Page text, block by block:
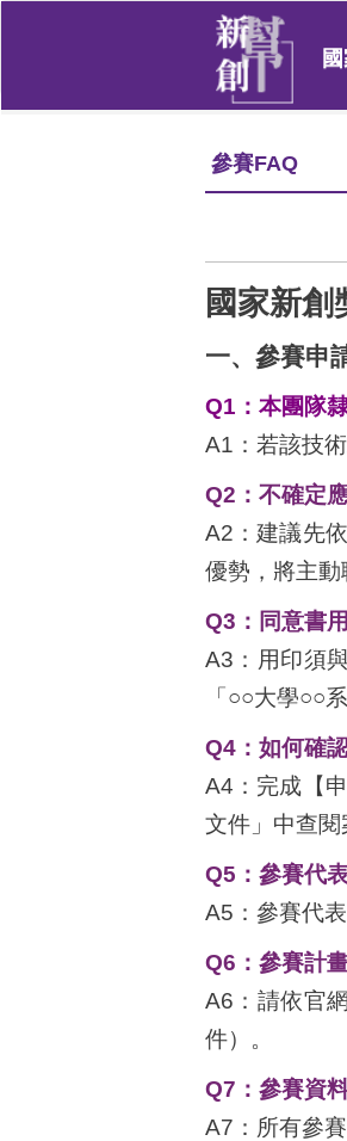
參賽FAQ
國家新創
一、參賽申
Q1 ：本團隊
A1：若該技
Q2 ：不確定
A2：建議先
優勢，將主動
Q3 ：同意書
A3：用印須
「○○大學○○
Q4 ：如何確
A4：完成【
文件」中查閱
Q5 ：參賽代
A5：參賽代
Q6 ：參賽計
A6：請依官
件）。
Q7 ：參賽資
A7：所有參